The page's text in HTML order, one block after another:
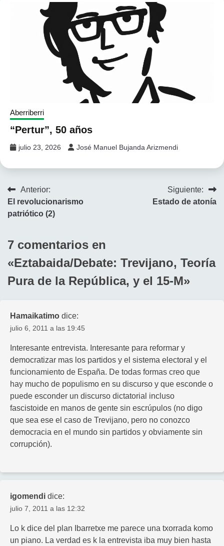
Aberriberri
“Pertur”, 50 años
julio 23, 2026 José Manuel Bujanda Arizmendi
Navegación
de
Anterior:
El revolucionarismo
patriótico (2)
Siguiente:
Estado de atonía
7 comentarios en
«Eztabaida/Debate: Trevijano, Teoría
Pura de la República, y el 15-M»
Hamaikatimo dice:
julio 6, 2011 a las 19:45
Interesante entrevista. Interesante para reformar y
democratizar mas los partidos y el sistema electoral y el
funcionamiento de España. De todas formas creo que
hay mucho de populismo en su discurso y que esconde o
puede esconder un discurso dictatorial incluso
fascistoide en manos de gente sin escrúpulos (no digo
que sea ese el caso de Trevijano, pero no conozco
democracia en el mundo sin partidos y obviamente sin
corrupción).
igomendi dice:
julio 7, 2011 a las 12:32
Lo k dice del plan Ibarretxe me parece una txorrada komo
un piano. La verdad es k la entrevista iba muy bien hasta